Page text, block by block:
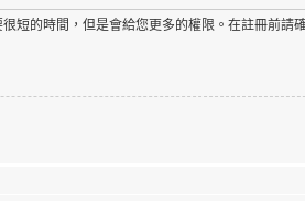
短的時間，但是會給您更多的權限。在註冊前